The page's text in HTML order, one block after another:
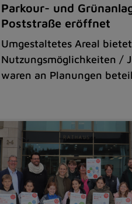
Parkour- und
Poststraße eröffnet
Umgestaltetes Areal
Nutzungsmöglichkeiten /
waren an Planungen